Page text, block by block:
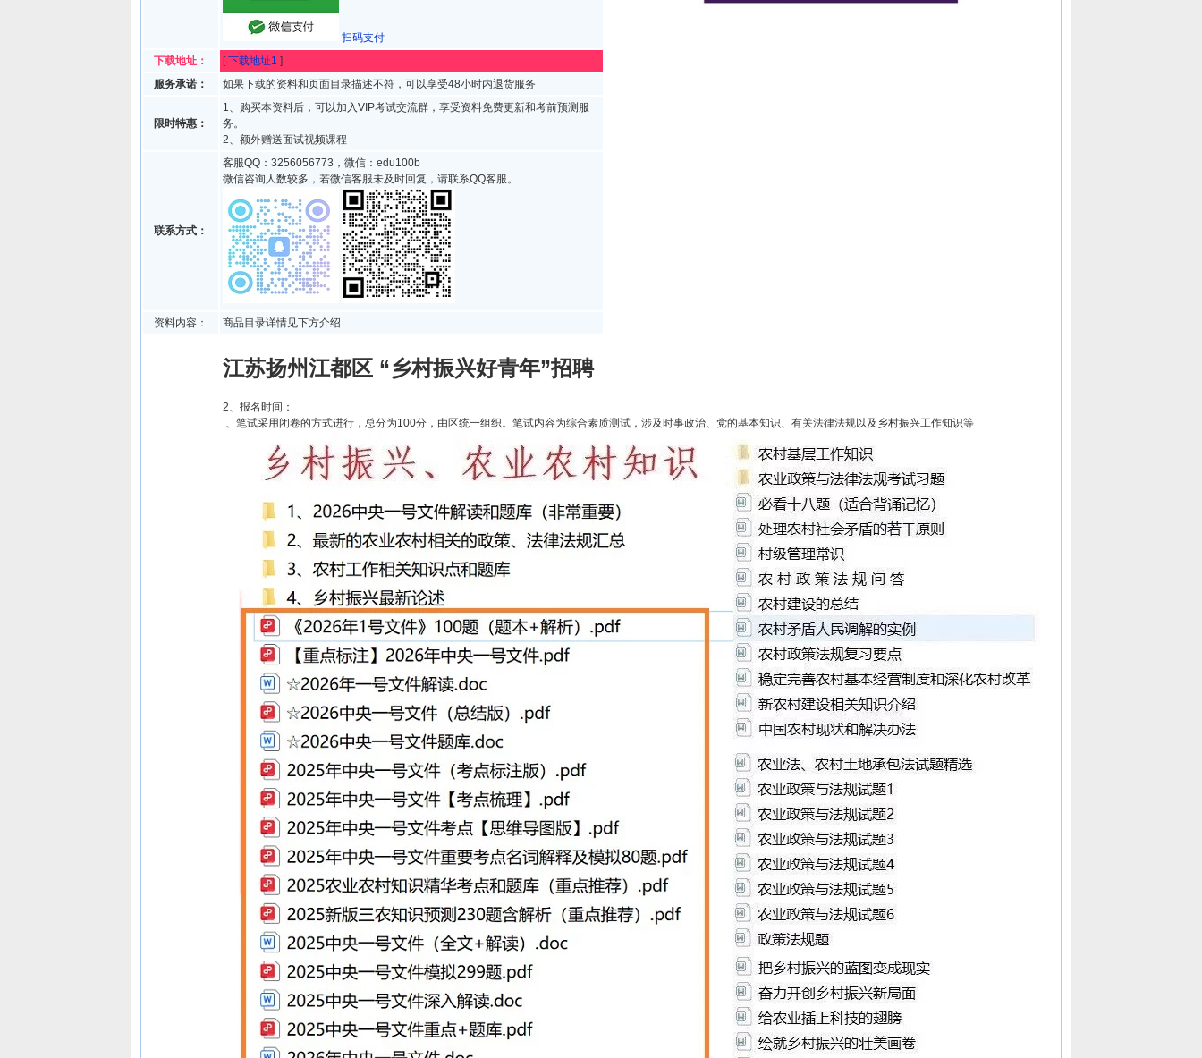
扫码支付
下载地址：
[下载地址1 ]
服务承诺：
如果下载的资料和页面目录描述不符，可以享受48小时内退货服务
限时特惠：
1、购买本资料后，可以加入VIP考试交流群，享受资料免费更新和考前预测服
务。
2、额外赠送面试视频课程
联系方式：
客服QQ：3256056773，微信：edu100b
微信咨询人数较多，若微信客服未及时回复，请联系QQ客服。
资料内容： 商品目录详情见下方介绍
江苏扬州江都区 “乡村振兴好青年”招聘
2、报名时间：
、笔试采用闭卷的方式进行，总分为100分，由区统一组织。笔试内容为综合素质测试，涉及时事政治、党的基本知识、有关法律法规以及乡村振兴工作知识等